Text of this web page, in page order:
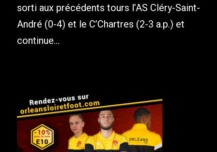
sorti aux précédents tours l’AS Cléry-Saint-
André (0-4) et le C’Chartres (2-3 a.p.) et
continue...